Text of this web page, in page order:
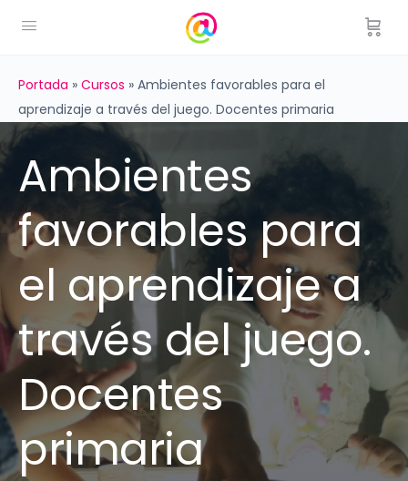
Portada » Cursos » Ambientes favorables para el
aprendizaje a través del juego. Docentes primaria
Ambientes
favorables para
el aprendizaje a
través del juego.
Docentes
primaria